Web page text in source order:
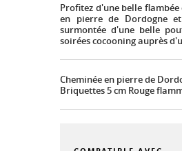
Profitez d'une belle
en pierre de Dordogne
surmontée d'une belle
soirées cocooning auprès
Cheminée en pierre de
Briquettes 5 cm Rouge